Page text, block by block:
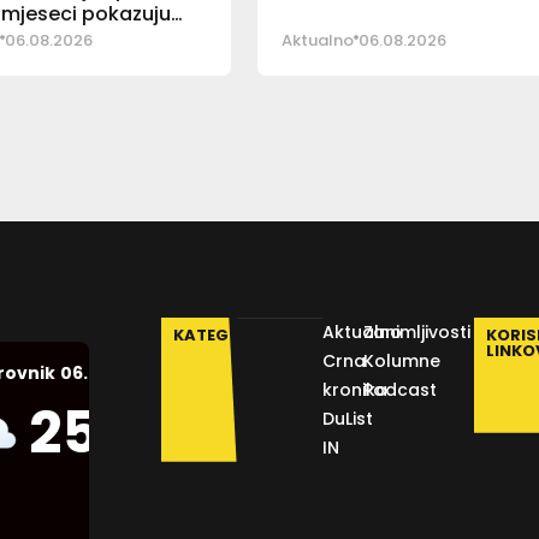
pokazuju
06.08.2026 Aktualno 06.08.2026
06.08.2026.
25
Humidity:
KATEGORIJE
Aktualno
Crna
kronika
DuList
IN
Zanimljivosti
Kolumne
Podcast